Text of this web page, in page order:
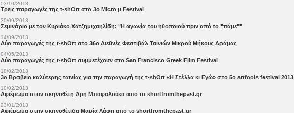
03/10/2013
Τρεις παραγωγές της t-shOrt στο 3ο Micro μ Festival
30/09/2013
Σεμινάριο με τον Κυριάκο Χατζημιχαηλίδη: "Η αγωνία του ηθοποιού πριν από το "πάμε""
14/09/2013
Δύο παραγωγές της t-shOrt στο 36ο Διεθνές Φεστιβάλ Ταινιών Μικρού Μήκους Δράμας
04/05/2013
Δύο παραγωγές της t-shOrt συμμετέχουν στο San Francisco Greek Film Festival
18/02/2013
3o Βραβείο καλύτερης ταινίας για την παραγωγή της t-shOrt «Η Στέλλα κι Εγώ» στο 5o artfools festival 2013
10/02/2013
Αφιέρωμα στον σκηνοθέτη Άρη Μπαφαλούκα από το shortfromthepast.gr
23/01/2013
Αφιέρωμα στην σκηνοθέτιδα Μαρία Λάφη από το shortfromthepast.gr